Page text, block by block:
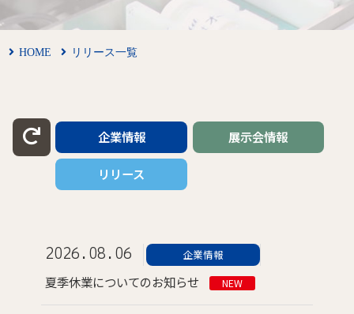
HOME リリース一覧
企業情報 展示会情報
リリース
2026.08.06 企業情報
夏季休業についてのお知らせ NEW